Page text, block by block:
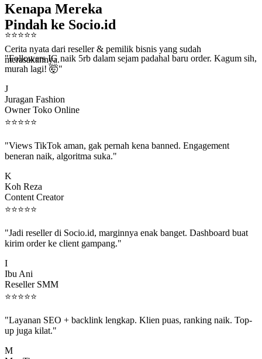
Kenapa Mereka
Pindah ke Socio.id
Cerita nyata dari reseller & pemilik bisnis yang sudah
merasakannya.
⭐⭐⭐⭐⭐
"Followers IG naik 5rb dalam sejam padahal baru order. Kagum sih,
murah lagi! 🤯"
Juragan Fashion
Owner Toko Online
⭐⭐⭐⭐ ⭐
beneran naik, algoritma suka."
Koh Reza
Content Creator
⭐⭐⭐⭐⭐
kirim order ke client gampang."
Ibu Ani
Reseller SMM
⭐⭐⭐⭐⭐
up juga kilat."
Mas Tio